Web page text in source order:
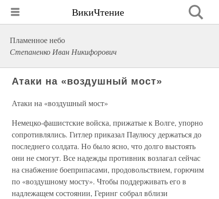
ВикиЧтение
Пламенное небо
Степаненко Иван Никифорович
Атаки на «воздушный мост»
Атаки на «воздушный мост»
Немецко-фашистские войска, прижатые к Волге, упорно
сопротивлялись. Гитлер приказал Паулюсу держаться до
последнего солдата. Но было ясно, что долго выстоять
они не смогут. Все надежды противник возлагал сейчас
на снабжение боеприпасами, продовольствием, горючим
по «воздушному мосту». Чтобы поддерживать его в
надлежащем состоянии, Геринг собрал вблизи